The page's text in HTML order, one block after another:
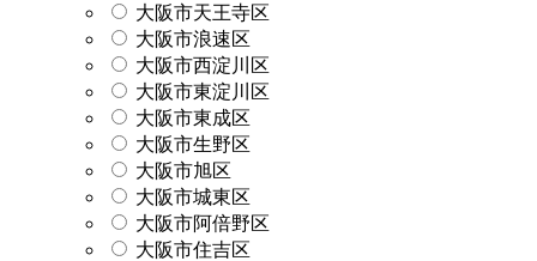
大阪市天王寺区
大阪市浪速区
大阪市西淀川区
大阪市東淀川区
大阪市東成区
大阪市生野区
大阪市旭区
大阪市城東区
大阪市阿倍野区
大阪市住吉区